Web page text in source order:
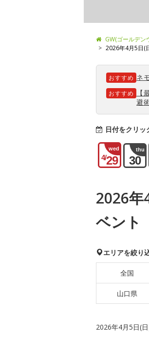
GW(ゴールデン
2026年4月5日(
おすすめ ネ
おすすめ
【
避
日付をクリ
wed
4/29
thu
30
2026年
ベント
エリアを絞り
全国
山口県
2026年4月5日(